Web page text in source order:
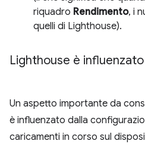
riquadro Rendimento, i
quelli di Lighthouse).
Lighthouse è
Un aspetto importante da
è influenzato dalla
caricamenti in corso sul